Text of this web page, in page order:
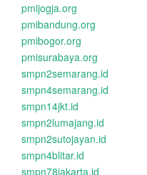
pmijogja.org
pmibandung.org
pmibogor.org
pmisurabaya.org
smpn2semarang.id
smpn4semarang.id
smpn14jkt.id
smpn2lumajang.id
smpn2sutojayan.id
smpn4blitar.id
smpn78jakarta.id